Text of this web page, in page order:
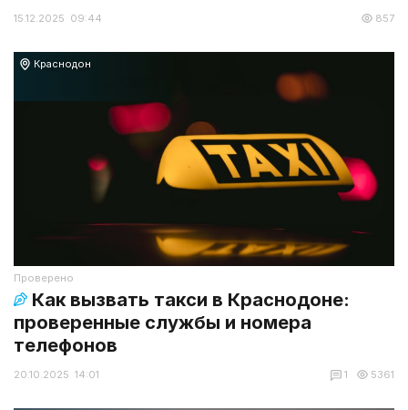
15.12.2025 09:44 857
Краснодон
Проверено
Как вызвать такси в Краснодоне:
проверенные службы и номера
телефонов
20.10.2025 14:01 1 5361